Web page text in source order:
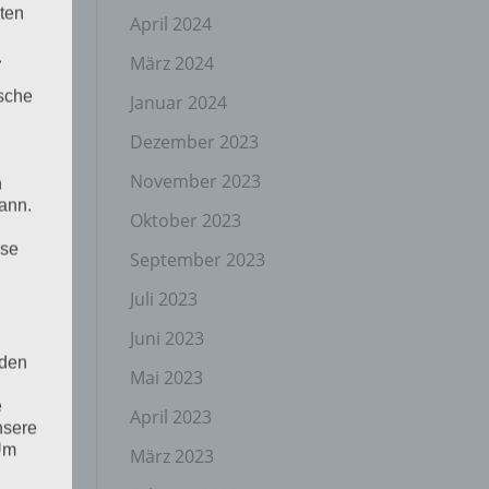
April 2024
März 2024
Januar 2024
Dezember 2023
November 2023
Oktober 2023
September 2023
Juli 2023
Juni 2023
Mai 2023
April 2023
März 2023